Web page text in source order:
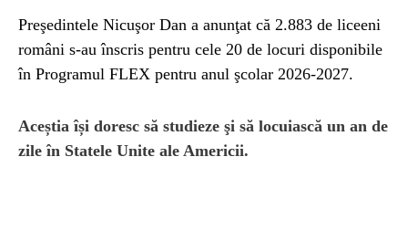
Preşedintele Nicuşor Dan a anunţat că 2.883 de liceeni
români s-au înscris pentru cele 20 de locuri disponibile
în Programul FLEX pentru anul şcolar 2026-2027.
Aceștia își doresc să studieze şi să locuiască un an de
zile în Statele Unite ale Americii.